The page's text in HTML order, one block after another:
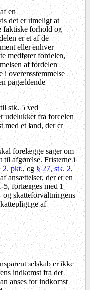
en
det er rimeligt at
faktiske forhold og
er et af de
eller enhver
medfører fordelen,
af fordelen
overensstemmelse
pågældende
stk. 5 ved
udelukket fra fordelen
med et land, der er
forelægge sager om
til afgørelse. Fristerne i
2. pkt., og§ 27, stk. 2,
ansættelser, der er en
5, forlænges med 1
og skatteforvaltningens
af
selskab er ikke
indkomst fra det
anses for indkomst